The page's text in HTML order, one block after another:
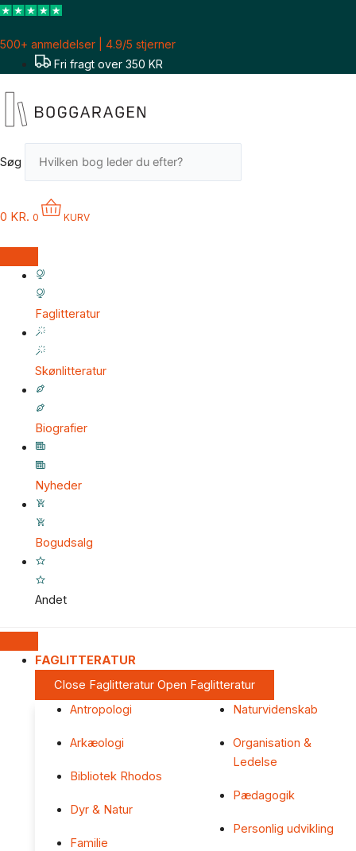
Gå
indholdet
500+ anmeldelser | 4.9/5 stjerner
Fri fragt over 350 KR
Søg
0 KR. 0 KURV
Faglitteratur
Skønlitteratur
Biografier
Nyheder
Bogudsalg
Andet
FAGLITTERATUR
Close Faglitteratur Open Faglitteratur
Antropologi
Arkæologi
Bibliotek Rhodos
Dyr & Natur
Familie
Naturvidenskab
Organisation &
Ledelse
Pædagogik
Personlig udvikling